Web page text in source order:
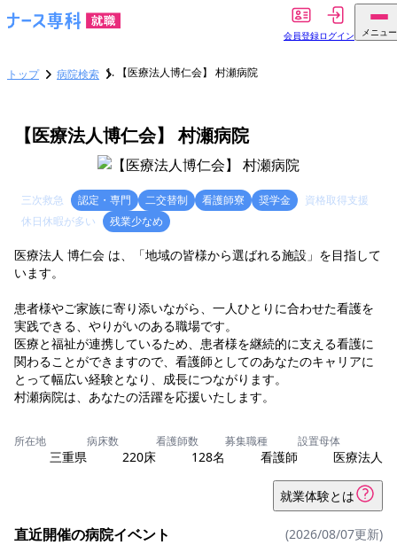
会員登録ログイン メニュー
トップ 病院検索 【医療法人博仁会】 村瀬病院
【医療法人博仁会】 村瀬病院
三次救急 認定・専門 二交替制 看護師寮 奨学金
資格取得支援
休日休暇が多い
残業少なめ
医療法人 博仁会 は、「地域の皆様から選ばれる施設」を目指して
います。
患者様やご家族に寄り添いながら、一人ひとりに合わせた看護を
実践できる、やりがいのある職場です。
医療と福祉が連携しているため、患者様を継続的に支える看護に
関わることができますので、看護師としてのあなたのキャリアに
とって幅広い経験となり、成長につながります。
村瀬病院は、あなたの活躍を応援いたします。
所在地
三重県
病床数
220床
看護師数
128名
募集職種
看護師
設置母体
医療法人
就業体験とは
直近開催の病院イベント (2026/08/07更新)